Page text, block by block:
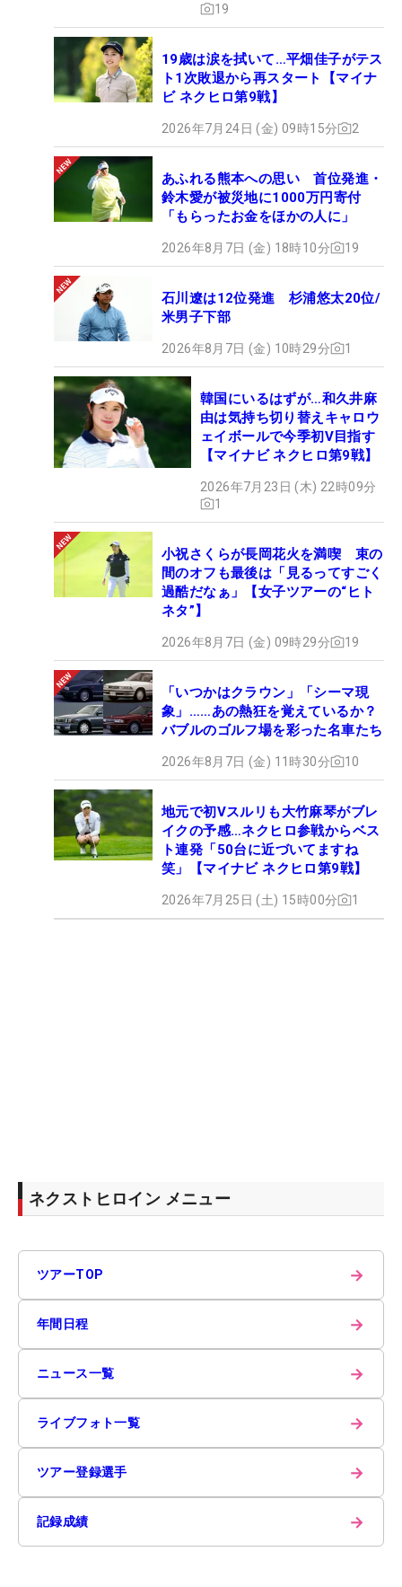
19
19歳は涙を拭いて…平畑佳子がテス
ト1次敗退から再スタート【マイナ
ビ ネクヒロ第9戦】
2026年7月24日 (金) 09時15分 2
あふれる熊本への思い 首位発進・
鈴木愛が被災地に1000万円寄付
「もらったお金をほかの人に」
2026年8月7日 (金) 18時10分 19
石川遼は12位発進 杉浦悠太20位/
米男子下部
2026年8月7日 (金) 10時29分 1
韓国にいるはずが…和久井麻
由は気持ち切り替えキャロウ
ェイボールで今季初V目指す
【マイナビ ネクヒロ第9戦】
2026年7月23日 (木) 22時09分
1
小祝さくらが長岡花火を満喫 束の
間のオフも最後は「見るってすごく
過酷だなぁ」【女子ツアーの“ヒト
ネタ”】
2026年8月7日 (金) 09時29分 19
「いつかはクラウン」「シーマ現
象」……あの熱狂を覚えているか？
バブルのゴルフ場を彩った名車たち
2026年8月7日 (金) 11時30分 10
地元で初Vスルリも大竹麻琴がブレ
イクの予感…ネクヒロ参戦からベス
ト連発「50台に近づいてますね
笑」【マイナビ ネクヒロ第9戦】
2026年7月25日 (土) 15時00分 1
ネクストヒロイン メニュー
ツアーTOP →
年間日程 →
ニュース一覧 →
ライブフォト一覧 →
ツアー登録選手 →
記録成績 →